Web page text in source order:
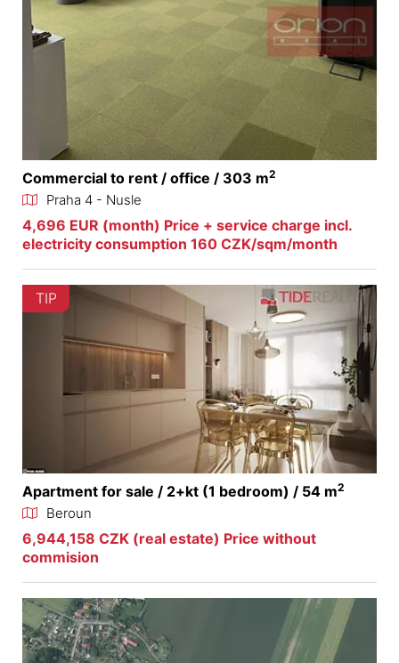
Commercial to rent / office / 303 m2
Praha 4 - Nusle
4,696 EUR (month) Price + service charge incl.
electricity consumption 160 CZK/sqm/month
TIP
Apartment for sale / 2+kt (1 bedroom) / 54 m2
Beroun
6,944,158 CZK (real estate) Price without
commision